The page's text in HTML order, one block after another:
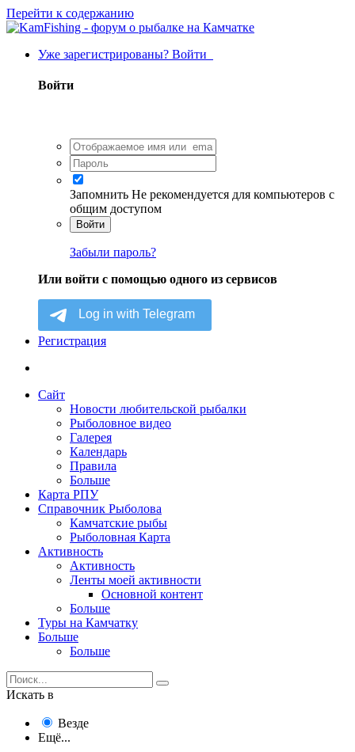
Перейти к содержанию
Уже зарегистрированы? Войти
Войти
Запомнить Не рекомендуется для компьютеров с
общим доступом
Войти
Забыли пароль?
Или войти с помощью одного из сервисов
Регистрация
Сайт
Новости любительской рыбалки
Рыболовное видео
Галерея
Календарь
Правила
Больше
Карта РПУ
Справочник Рыболова
Камчатские рыбы
Рыболовная Карта
Активность
Активность
Ленты моей активности
Основной контент
Больше
Туры на Камчатку
Больше
Больше
Искать в
Везде
Ещё...